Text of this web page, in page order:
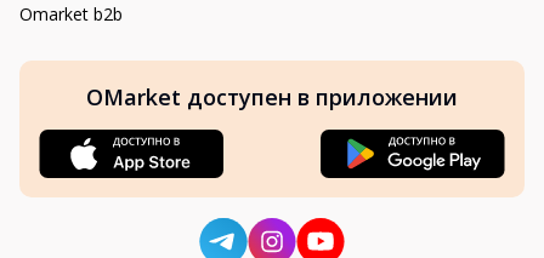
Omarket b2b
OMarket доступен в приложении